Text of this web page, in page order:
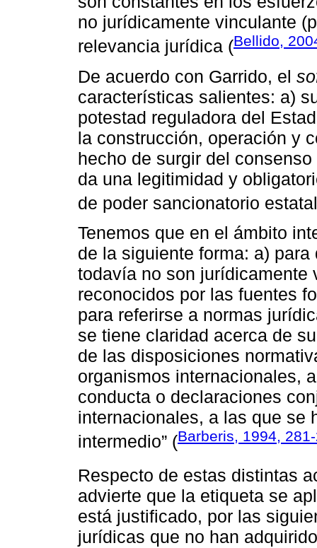
no jurídicamente vinculante
relevancia jurídica (Bellido,
De acuerdo con Garrido, el
características salientes: a)
potestad reguladora del
la construcción, operación y
hecho de surgir del
da una legitimidad y
de poder sancionatorio
Tenemos que en el ámbito
de la siguiente forma: a)
todavía no son jurídicamente
reconocidos por las fuentes
para referirse a normas
se tiene claridad acerca de
de las disposiciones
organismos internacionales,
conducta o declaraciones
internacionales, a las que se
intermedio” (Barberis, 1994,
Respecto de estas distintas
advierte que la etiqueta se
está justificado, por las
jurídicas que no han